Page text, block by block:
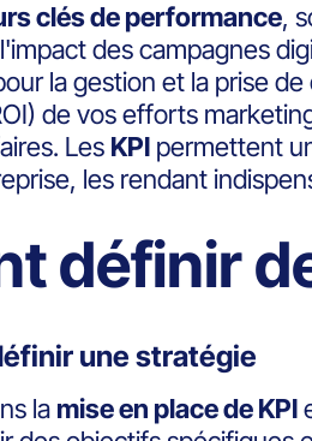
clés de performance,
des campagnes
la gestion et la prise
de vos efforts
Les KPIpermettent
les rendant
définir
une stratégie
la mise en place de KPI